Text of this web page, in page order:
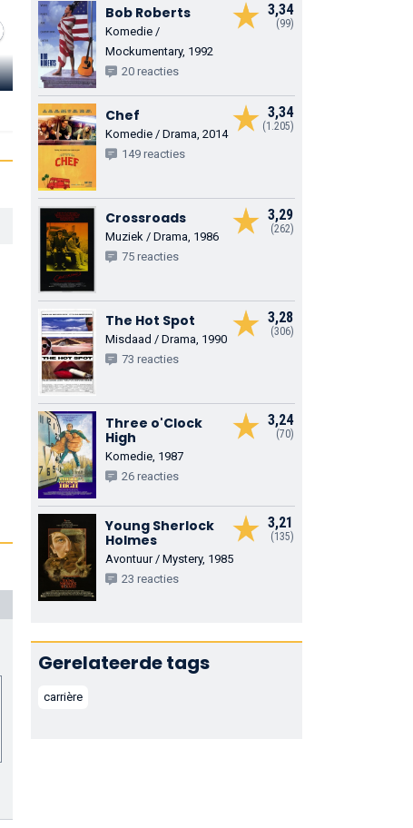
Hector Elizondo
Warden Toolman Elizabeth Barnes
3,34
(99)
Bob Roberts
Komedie /
Mockumentary, 1992
20 reacties
3,34
(1.205)
Chef
Komedie / Drama, 2014
149 reacties
3,29
(262)
Crossroads
Muziek / Drama, 1986
75 reacties
3,28
(306)
The Hot Spot
Misdaad / Drama, 1990
73 reacties
3,24
(70)
Three o'Clock
High
Komedie, 1987
26 reacties
3,21
(135)
Young Sherlock
Holmes
Avontuur / Mystery, 1985
23 reacties
Gerelateerde tags
carrière